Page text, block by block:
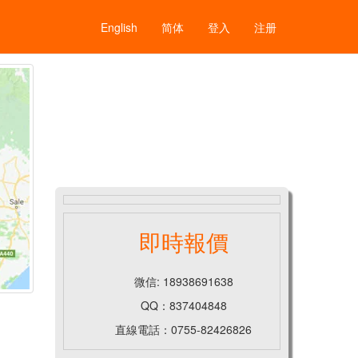
English 简体 登入 注册
即時報價
微信: 18938691638
QQ：837404848
直線電話：0755-82426826